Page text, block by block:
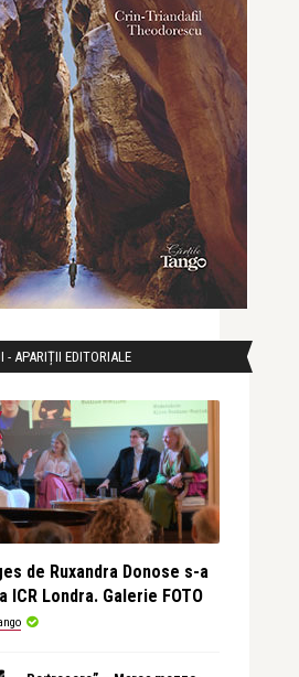
- APARIȚII EDITORIALE
de Ruxandra Donose s-a
ICR Londra. Galerie FOTO